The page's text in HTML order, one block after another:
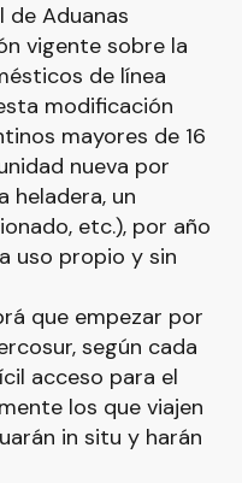
de Aduanas
vigente sobre la
de línea
modificación
mayores de 16
nueva por
heladera, un
etc.), por año
uso propio y sin
que empezar por
según cada
acceso para el
los que viajen
in situ y harán